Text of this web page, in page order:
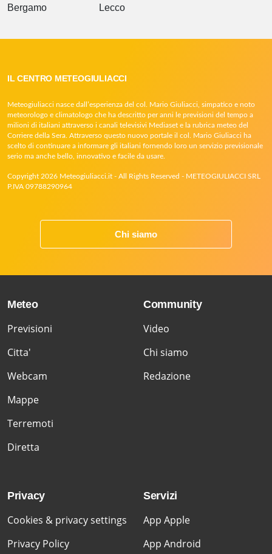
Bergamo
Lecco
IL CENTRO METEOGIULIACCI
Meteogiuliacci nasce dall’esperienza del col. Mario Giuliacci, simpatico e noto
meteorologo e climatologo che ha descritto per anni le previsioni del tempo a
milioni di italiani attraverso i canali televisivi Mediaset e la rubrica meteo del
Corriere della Sera. Attraverso questo nuovo portale il col. Mario Giuliacci ha
scelto di continuare a informare gli italiani fornendo loro un servizio previsionale
serio ma anche bello, innovativo e facile da usare.
Copyright 2026 Meteogiuliacci.it - All Rights Reserved - METEOGIULIACCI SRL
P.IVA 09788290964
Chi siamo
Meteo
Previsioni
Citta'
Webcam
Mappe
Terremoti
Diretta
Community
Video
Chi siamo
Redazione
Privacy
Cookies & privacy settings
Privacy Policy
Servizi
App Apple
App Android